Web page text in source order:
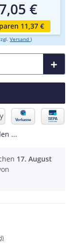
€
11,37 €
Versand )
...
17. August